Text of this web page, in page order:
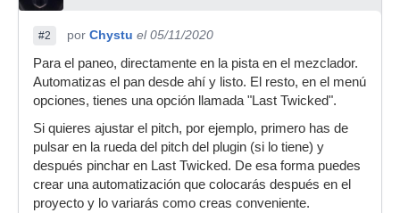
#2 por Chystu el 05/11/2020
Para el paneo, directamente en la pista en el mezclador.
Automatizas el pan desde ahí y listo. El resto, en el menú
opciones, tienes una opción llamada "Last Twicked".
Si quieres ajustar el pitch, por ejemplo, primero has de
pulsar en la rueda del pitch del plugin (si lo tiene) y
después pinchar en Last Twicked. De esa forma puedes
crear una automatización que colocarás después en el
proyecto y lo variarás como creas conveniente.